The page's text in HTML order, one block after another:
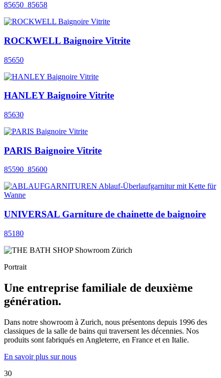
85650_85658
ROCKWELL Baignoire Vitrite
85650
HANLEY Baignoire Vitrite
85630
PARIS Baignoire Vitrite
85590_85600
UNIVERSAL Garniture de chainette de baignoire
85180
Portrait
Une entreprise familiale de deuxième
génération.
Dans notre showroom à Zurich, nous présentons depuis 1996 des
classiques de la salle de bains qui traversent les décennies. Nos
produits sont fabriqués en Angleterre, en France et en Italie.
En savoir plus sur nous
30